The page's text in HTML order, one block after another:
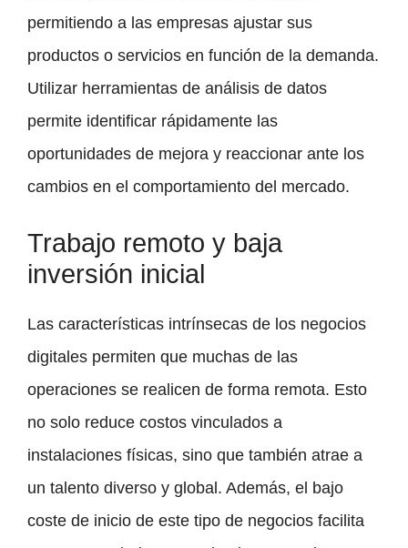
permitiendo a las empresas ajustar sus
productos o servicios en función de la demanda.
Utilizar herramientas de análisis de datos
permite identificar rápidamente las
oportunidades de mejora y reaccionar ante los
cambios en el comportamiento del mercado.
Trabajo remoto y baja
inversión inicial
Las características intrínsecas de los negocios
digitales permiten que muchas de las
operaciones se realicen de forma remota. Esto
no solo reduce costos vinculados a
instalaciones físicas, sino que también atrae a
un talento diverso y global. Además, el bajo
coste de inicio de este tipo de negocios facilita